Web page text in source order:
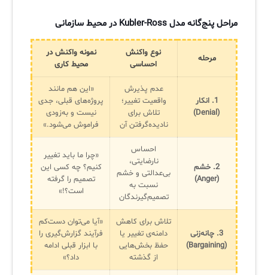
مراحل پنج‌گانه مدل Kubler-Ross در محیط سازمانی
مرحله
نوع واکنش
احساسی
نمونه واکنش در
محیط کاری
1. انکار
(Denial)
عدم پذیرش
واقعیت تغییر؛
تلاش برای
نادیده‌گرفتن آن
«این هم مانند
پروژه‌های قبلی، جدی
نیست و به‌زودی
فراموش می‌شود.»
2. خشم
(Anger)
احساس
نارضایتی،
بی‌عدالتی و خشم
نسبت به
تصمیم‌گیرندگان
«چرا ما باید تغییر
کنیم؟ چه کسی این
تصمیم را گرفته
است؟!»
3. چانه‌زنی
(Bargaining)
تلاش برای کاهش
دامنه‌ی تغییر یا
حفظ بخش‌هایی
از گذشته
«آیا می‌توان دست‌کم
فرآیند گزارش‌گیری را
با ابزار قبلی ادامه
داد؟»